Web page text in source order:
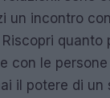
un incontro
quanto
con le persone
il potere di un